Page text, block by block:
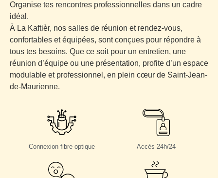
Organise tes rencontres professionnelles dans un cadre
idéal.
À La Kaftièr, nos salles de réunion et rendez-vous,
confortables et équipées, sont conçues pour répondre à
tous tes besoins. Que ce soit pour un entretien, une
réunion d’équipe ou une présentation, profite d’un espace
modulable et professionnel, en plein cœur de Saint-Jean-
de-Maurienne.
from Noun Project
Connexion fibre optique from Noun Project
Accès 24h/24